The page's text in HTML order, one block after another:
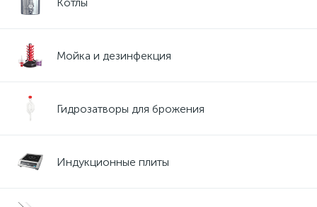
Мойка и дезинфекция
Гидрозатворы для брожения
Индукционные плиты